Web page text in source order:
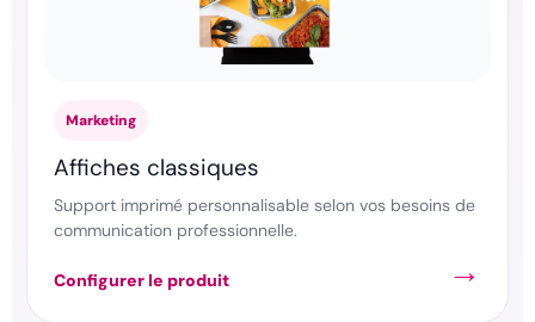
Marketing
Affiches classiques
Support imprimé personnalisable selon vos besoins de
communication professionnelle.
Configurer le produit